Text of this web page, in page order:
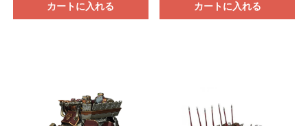
カートに入れる カートに入れる